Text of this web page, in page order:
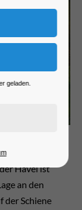
Havel ist
an den
der Schiene
geladen.